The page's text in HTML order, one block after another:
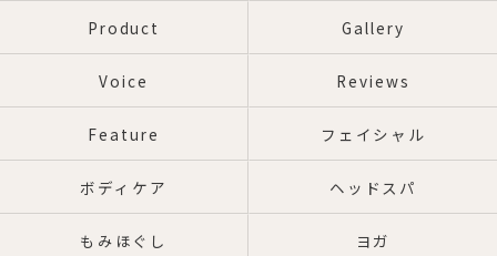
Product Gallery
Voice Reviews
Feature フェイシャル
ボディケア ヘッドスパ
もみほぐし ヨガ